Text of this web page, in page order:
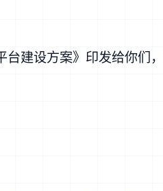
建设方案》印发给你们，